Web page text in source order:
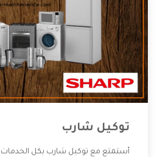
توكيل شارب
أستمتع مع توكيل شارب بكل الخدمات